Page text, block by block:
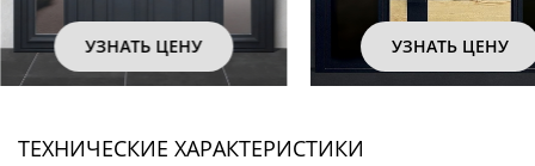
УЗНАТЬ ЦЕНУ УЗНАТЬ
ТЕХНИЧЕСКИЕ ХАРАКТЕРИСТИКИ